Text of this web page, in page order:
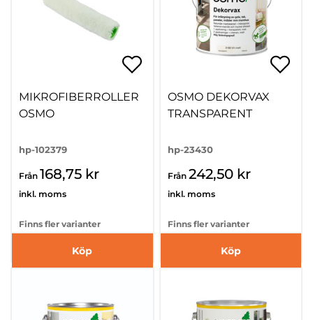
MIKROFIBERROLLER
OSMO
hp-102379
Från 168,75 kr
inkl. moms
Finns fler varianter
Köp
OSMO DEKORVAX
TRANSPARENT
hp-23430
Från 242,50 kr
inkl. moms
Finns fler varianter
Köp